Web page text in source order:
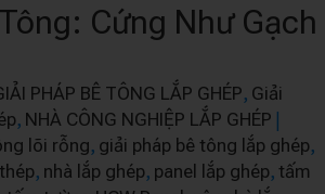
Cứng Như Gạch
PHÁP BÊ TÔNG LẮP GHÉP, Giải
, NHÀ CÔNG NGHIỆP LẮP GHÉP |
lõi rỗng, giải pháp bê tông lắp ghép,
, nhà lắp ghép, panel lắp ghép, tấm